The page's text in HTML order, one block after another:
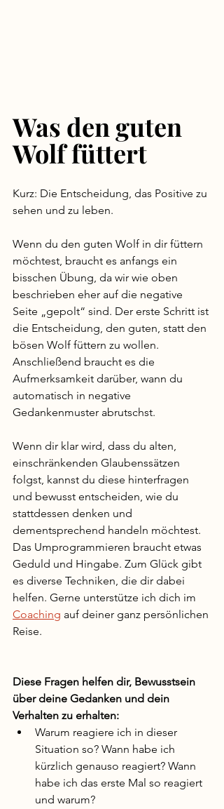
Was den guten
Wolf füttert
Kurz: Die Entscheidung, das Positive zu
sehen und zu leben.
Wenn du den guten Wolf in dir füttern
möchtest, braucht es anfangs ein
bisschen Übung, da wir wie oben
beschrieben eher auf die negative
Seite „gepolt“ sind. Der erste Schritt ist
die Entscheidung, den guten, statt den
bösen Wolf füttern zu wollen.
Anschließend braucht es die
Aufmerksamkeit darüber, wann du
automatisch in negative
Gedankenmuster abrutschst.
Wenn dir klar wird, dass du alten,
einschränkenden Glaubenssätzen
folgst, kannst du diese hinterfragen
und bewusst entscheiden, wie du
stattdessen denken und
dementsprechend handeln möchtest.
Das Umprogrammieren braucht etwas
Geduld und Hingabe. Zum Glück gibt
es diverse Techniken, die dir dabei
helfen. Gerne unterstütze ich dich im
Coaching auf deiner ganz persönlichen
Reise.
Diese Fragen helfen dir, Bewusstsein
über deine Gedanken und dein
Verhalten zu erhalten:
Warum reagiere ich in dieser
Situation so? Wann habe ich
kürzlich genauso reagiert? Wann
habe ich das erste Mal so reagiert
und warum?